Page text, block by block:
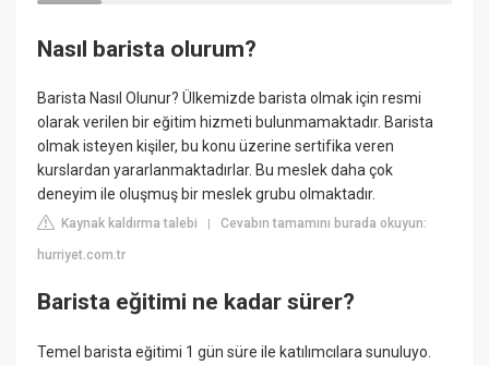
Nasıl barista olurum?
Barista Nasıl Olunur? Ülkemizde barista olmak için resmi
olarak verilen bir eğitim hizmeti bulunmamaktadır. Barista
olmak isteyen kişiler, bu konu üzerine sertifika veren
kurslardan yararlanmaktadırlar. Bu meslek daha çok
deneyim ile oluşmuş bir meslek grubu olmaktadır.
Kaynak kaldırma talebi |Cevabın tamamını burada okuyun:
hurriyet.com.tr
Barista eğitimi ne kadar sürer?
Temel barista eğitimi 1 gün süre ile katılımcılara sunuluyo.